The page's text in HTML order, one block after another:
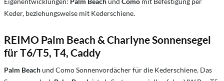
Keder, beziehungsweise mit Kederschiene.
REIMO Palm Beach & Charlyne Sonnensegel
für T6/T5, T4, Caddy
Palm Beachund Como Sonnenvordächer für die Kederschiene. Das